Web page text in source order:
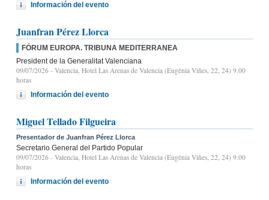
Información del evento
Juanfran Pérez Llorca
FÓRUM EUROPA. TRIBUNA MEDITERRANEA
President de la Generalitat Valenciana
09/07/2026 - Valencia, Hotel Las Arenas de Valencia (Eugènia Viñes, 22, 24) 9.00
horas
Información del evento
Miguel Tellado Filgueira
Presentador de Juanfran Pérez Llorca
Secretario General del Partido Popular
09/07/2026 - Valencia, Hotel Las Arenas de Valencia (Eugènia Viñes, 22, 24) 9.00
horas
Información del evento